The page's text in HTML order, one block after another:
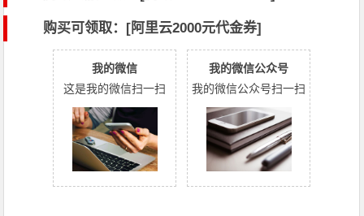
购买可领取：[阿里云2000元代金券]
我的微信
这是我的微信扫一扫
我的微信公众号
我的微信公众号扫一扫